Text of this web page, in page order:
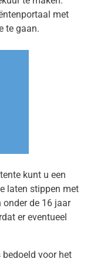
met
te gaan.
kunt u een
laten stippen met
de 16 jaar
er eventueel
bedoeld voor het